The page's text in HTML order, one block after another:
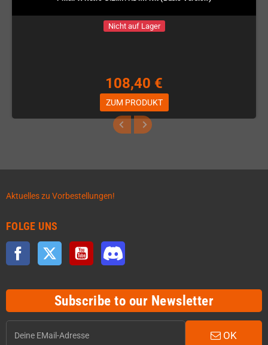
Nicht auf Lager
108,40 €
ZUM PRODUKT
Aktuelles zu Vorbestellungen!
FOLGE UNS
Facebook Twitter YouTube
Subscribe to our Newsletter
OK